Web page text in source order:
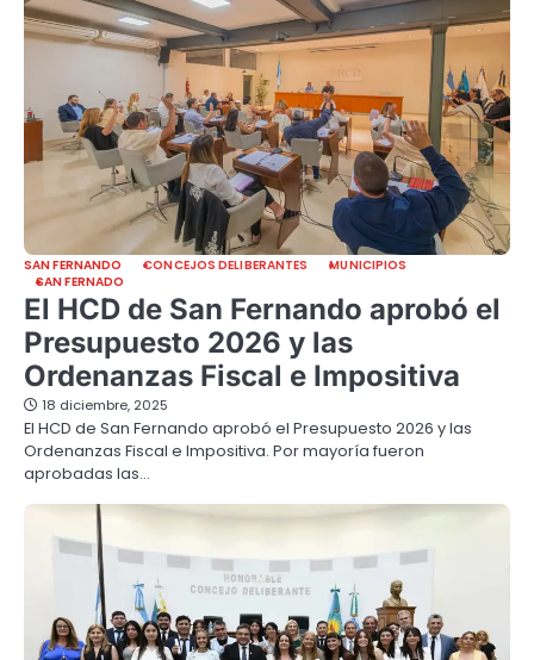
SAN FERNANDO CONCEJOS DELIBERANTES
MUNICIPIOS
SAN FERNADO
El HCD de San Fernando aprobó el
Presupuesto 2026 y las
Ordenanzas Fiscal e Impositiva
18 diciembre, 2025
El HCD de San Fernando aprobó el Presupuesto 2026 y las
Ordenanzas Fiscal e Impositiva. Por mayoría fueron
aprobadas las…